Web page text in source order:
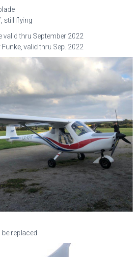
still flying
thru September 2022
valid thru Sep. 2022
replaced